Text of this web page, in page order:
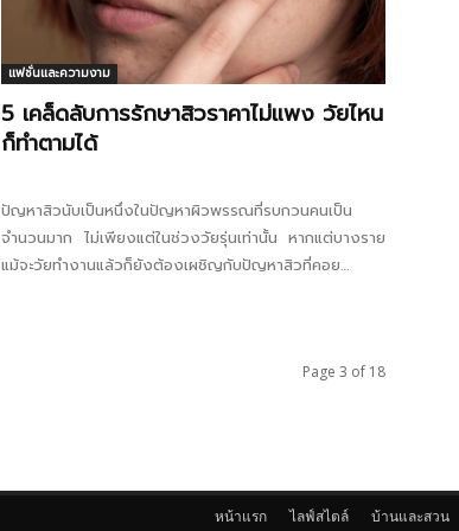
แฟชั่นและความงาม
5 เคล็ดลับการรักษาสิวราคาไม่แพง วัยไหน
ก็ทำตามได้
ปัญหาสิวนับเป็นหนึ่งในปัญหาผิวพรรณที่รบกวนคนเป็น
จำนวนมาก ไม่เพียงแต่ในช่วงวัยรุ่นเท่านั้น หากแต่บางราย
แม้จะวัยทำงานแล้วก็ยังต้องเผชิญกับปัญหาสิวที่คอย
Page 3 of 18
หน้าแรก ไลฟ์สไตล์ บ้านและสวน